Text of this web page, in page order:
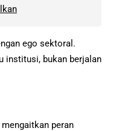
ego sektoral.
institusi, bukan berjalan
peran